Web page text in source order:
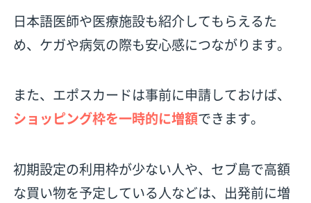
日本語医師や医療施設も紹介してもらえるた
め、ケガや病気の際も安心感につながります。
また、エポスカードは事前に申請しておけば、
ショッピング枠を一時的に増額できます。
初期設定の利用枠が少ない人や、セブ島で高額
な買い物を予定している人などは、出発前に増